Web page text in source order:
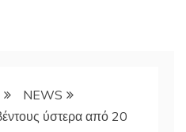
NEWS
ύστερα από 20